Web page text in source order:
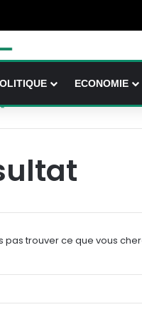
ECONOMIE
pas trouver ce que vous